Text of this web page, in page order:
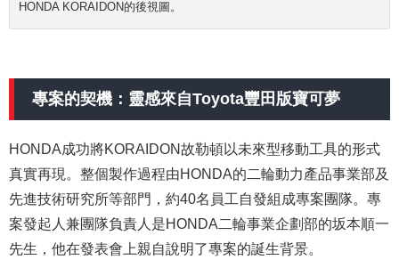
HONDA KORAIDON的後視圖。
專案的契機：靈感來自Toyota豐田版寶可夢
HONDA成功將KORAIDON故勒頓以未來型移動工具的形式
真實再現。整個製作過程由HONDA的二輪動力產品事業部及
先進技術研究所等部門，約40名員工自發組成專案團隊。專
案發起人兼團隊負責人是HONDA二輪事業企劃部的坂本順一
先生，他在發表會上親自說明了專案的誕生背景。